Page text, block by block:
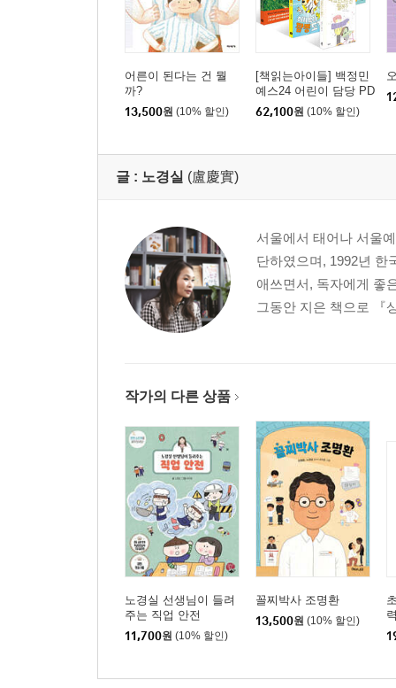
어른이 된다는 건 뭘
까?
13,500원 (10% 할인)
[책읽는아이들] 백정민
예스24 어린이 담당 PD
추천 초등 3~4학년 세
62,100원 (10% 할인)
글 : 노경실 (盧慶實)
서울에서 태어나 서울
단하였으며, 1992년 한
애쓰면서, 독자에게 좋
그동안 지은 책으로 『
작가의 다른 상품
노경실 선생님이 들려
주는 직업 안전
11,700원 (10% 할인)
꼴찌박사 조명환
13,500원 (10% 할인)